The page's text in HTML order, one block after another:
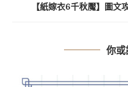
【紙嫁衣6千秋魘】圖文
你或